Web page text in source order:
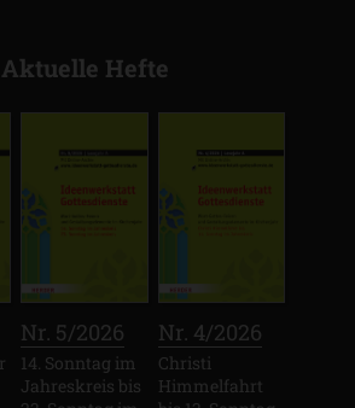
Aktuelle Hefte
Nr. 5/2026
14. Sonntag im
Jahreskreis bis
Nr. 4/2026
Christi
Himmelfahrt